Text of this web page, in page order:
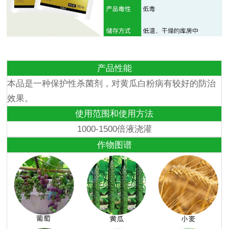
产品性能
本品是一种保护性杀菌剂，对黄瓜白粉病有较好的防治
效果。
使用范围和使用方法
1000-1500倍液浇灌
作物图谱